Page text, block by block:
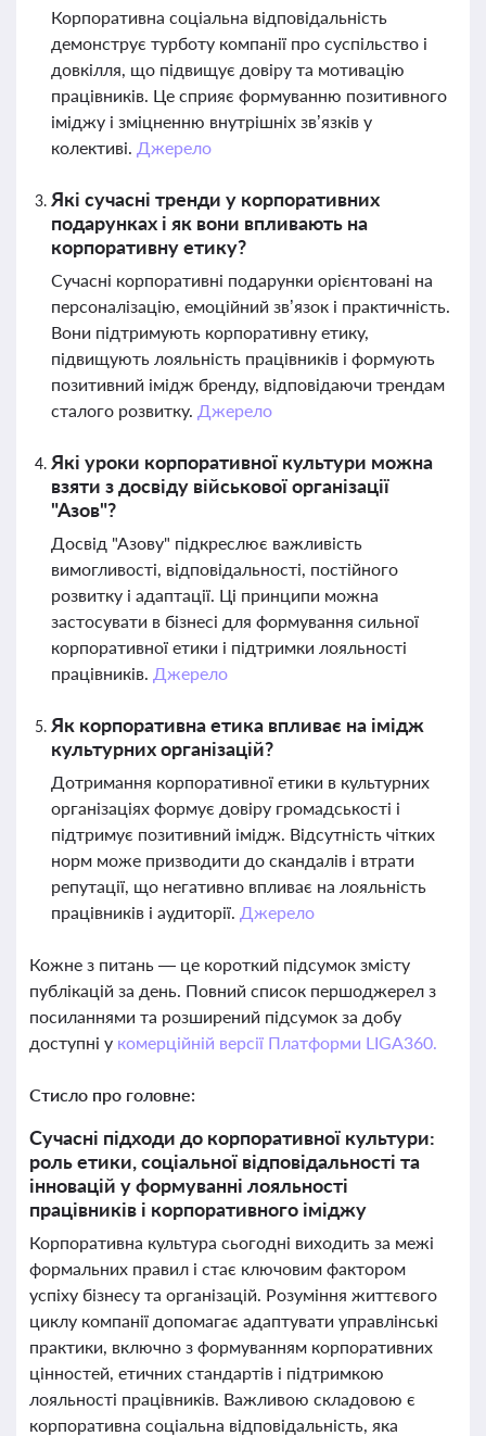
Корпоративна соціальна відповідальність
демонструє турботу компанії про суспільство і
довкілля, що підвищує довіру та мотивацію
працівників. Це сприяє формуванню позитивного
іміджу і зміцненню внутрішніх зв’язків у
колективі. Джерело
Які сучасні тренди у корпоративних
подарунках і як вони впливають на
корпоративну етику?
Сучасні корпоративні подарунки орієнтовані на
персоналізацію, емоційний зв’язок і практичність.
Вони підтримують корпоративну етику,
підвищують лояльність працівників і формують
позитивний імідж бренду, відповідаючи трендам
сталого розвитку. Джерело
Які уроки корпоративної культури можна
взяти з досвіду військової організації
"Азов"?
Досвід "Азову" підкреслює важливість
вимогливості, відповідальності, постійного
розвитку і адаптації. Ці принципи можна
застосувати в бізнесі для формування сильної
корпоративної етики і підтримки лояльності
працівників. Джерело
Як корпоративна етика впливає на імідж
культурних організацій?
Дотримання корпоративної етики в культурних
організаціях формує довіру громадськості і
підтримує позитивний імідж. Відсутність чітких
норм може призводити до скандалів і втрати
репутації, що негативно впливає на лояльність
працівників і аудиторії. Джерело
Кожне з питань — це короткий підсумок змісту
публікацій за день. Повний список першоджерел з
посиланнями та розширений підсумок за добу
доступні у комерційній версії Платформи LIGA360.
Стисло про головне:
Сучасні підходи до корпоративної культури:
роль етики, соціальної відповідальності та
інновацій у формуванні лояльності
працівників і корпоративного іміджу
Корпоративна культура сьогодні виходить за межі
формальних правил і стає ключовим фактором
успіху бізнесу та організацій. Розуміння життєвого
циклу компанії допомагає адаптувати управлінські
практики, включно з формуванням корпоративних
цінностей, етичних стандартів і підтримкою
лояльності працівників. Важливою складовою є
корпоративна соціальна відповідальність, яка